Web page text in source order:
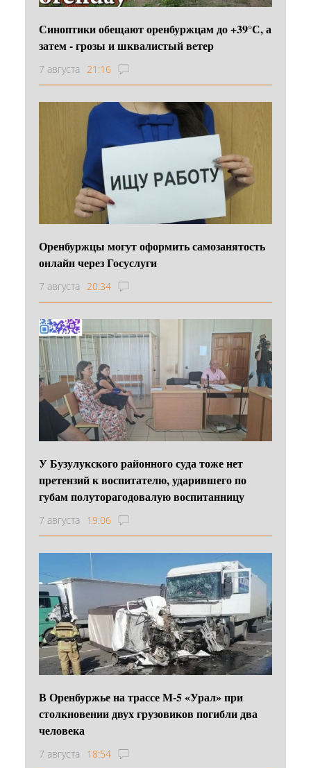
Синоптики обещают оренбуржцам до +39°С, а
затем - грозы и шквалистый ветер
7 августа 21:16
Оренбуржцы могут оформить самозанятость
онлайн через Госуслуги
7 августа 20:34
У Бузулукского районного суда тоже нет
претензий к воспитателю, ударившего по
губам полуторагодовалую воспитанницу
7 августа 19:06
В Оренбуржье на трассе М-5 «Урал» при
столкновении двух грузовиков погибли два
человека
7 августа 18:54